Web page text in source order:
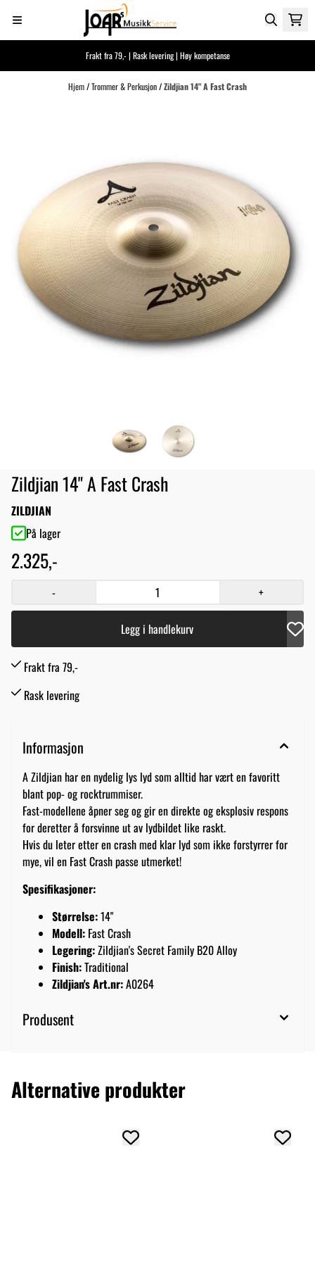
Hopp til innhold
Frakt fra 79,- | Rask levering | Høy kompetanse
Hjem/Trommer & Perkusjon/Zildjian 14" A Fast Crash
Zildjian 14" A Fast Crash
ZILDJIAN
På lager
2.325,-
- +
Legg i handlekurv
Frakt fra 79,-
Rask levering
Informasjon
A Zildjian har en nydelig lys lyd som alltid har vært en favoritt
blant pop- og rocktrummiser.
Fast-modellene åpner seg og gir en direkte og eksplosiv respons
for deretter å forsvinne ut av lydbildet like raskt.
Hvis du leter etter en crash med klar lyd som ikke forstyrrer for
mye, vil en Fast Crash passe utmerket!
Spesifikasjoner:
Størrelse:14"
Modell: Fast Crash
Legering:Zildjian's Secret Family B20 Alloy
Finish:Traditional
Zildjian's Art.nr:A0264
Produsent
Alternative produkter